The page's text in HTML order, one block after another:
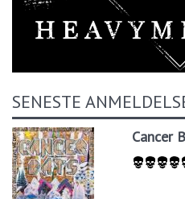
SENESTE
Cancer